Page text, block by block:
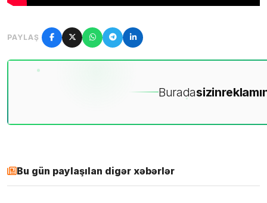
PAYLAŞ
Buradasizin
Bu gün paylaşılan digər xəbərlər